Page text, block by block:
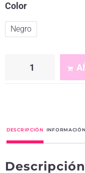
Color
Negro
e
n
DESCRIPCIÓN
Descripción